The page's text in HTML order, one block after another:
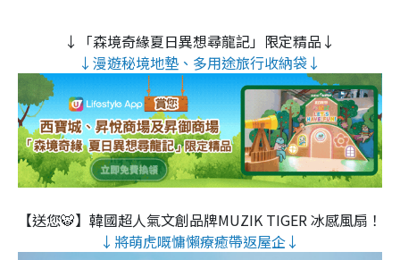
↓「森境奇緣夏日異想尋龍記」限定精品↓
↓漫遊秘境地墊、多用途旅行收納袋↓
【送您🐯】韓國超人氣文創品牌MUZIK TIGER 冰感風扇！
↓將萌虎嘅慵懶療癒帶返屋企↓